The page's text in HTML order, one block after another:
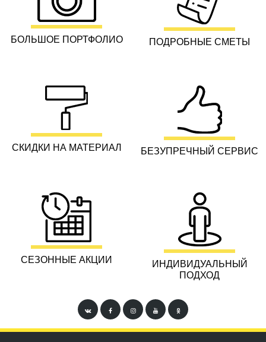
БОЛЬШОЕ ПОРТФОЛИО ПОДРОБНЫЕ СМЕТЫ
СКИДКИ НА МАТЕРИАЛ БЕЗУПРЕЧНЫЙ СЕРВИС
СЕЗОННЫЕ АКЦИИ
ИНДИВИДУАЛЬНЫЙ
ПОДХОД